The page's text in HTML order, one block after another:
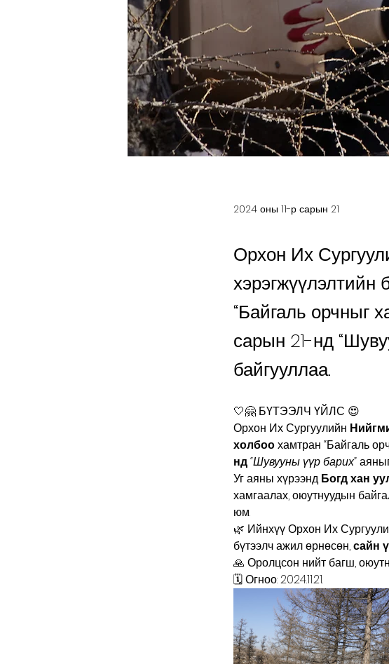
2024 оны 11-р сарын 21
Орхон Их
“Байгаль орчныг
сарын 21-нд
байгууллаа.
🤍🤗 БҮТЭЭЛЧ ҮЙЛС 😍
Орхон Их Сургуулийн
холбоо хамтран “Байгаль
нд“Шувууны үүр барих”
Уг аяны хүрээнд Богд хан
хамгаалах, оюутнуудын
юм.
🌿 Ийнхүү Орхон Их
бүтээлч ажил өрнөсөн, сайн
🙏 Оролцсон нийт багш,
🗓 Огноо: 2024.11.21.